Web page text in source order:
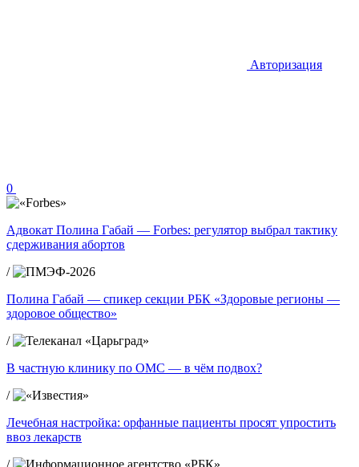
Авторизация
0
Адвокат Полина Габай — Forbes: регулятор выбрал тактику
сдерживания абортов
/
Полина Габай — спикер секции РБК «Здоровые регионы —
здоровое общество»
/
В частную клинику по ОМС — в чём подвох?
/
Лечебная настройка: орфанные пациенты просят упростить
ввоз лекарств
/